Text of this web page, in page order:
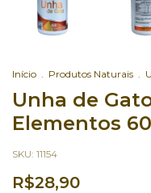
Início . Produtos Naturais .
Unha de
Elementos
SKU: 11154
R$28,90